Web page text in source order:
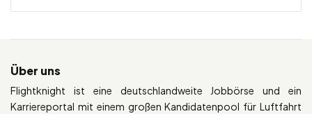
Über uns
Flightknight ist eine deutschlandweite Jobbörse und ein
Karriereportal mit einem großen Kandidatenpool für Luftfahrt